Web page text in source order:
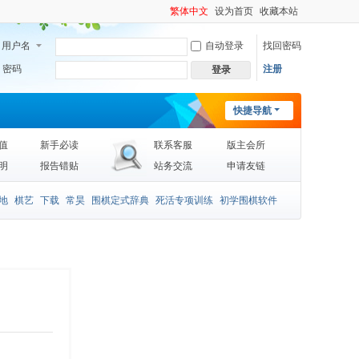
繁体中文 设为首页 收藏本站
用户名 自动登录 找回密码
密码 登录 注册
快捷导航
新手必读
报告错贴
联系客服
版主会所
站务交流
申请友链
棋艺 下载 常昊 围棋定式辞典 死活专项训练 初学围棋软件